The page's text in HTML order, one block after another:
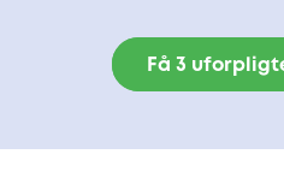
Få 3